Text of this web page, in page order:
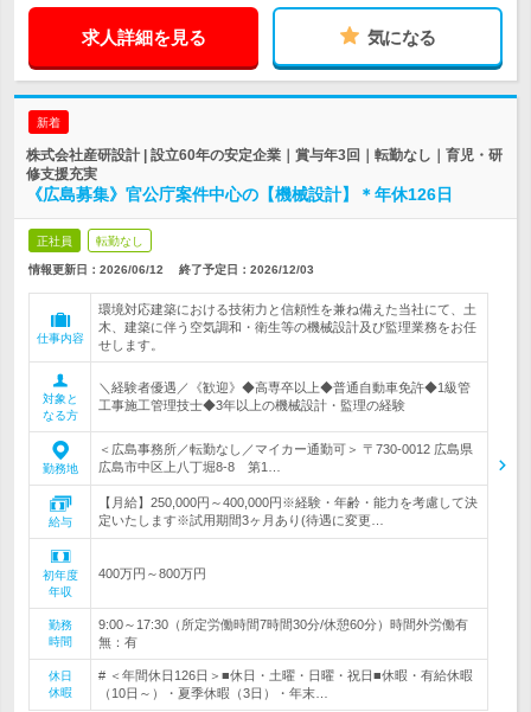
求人詳細を見る 気になる
新着
株式会社産研設計 | 設立60年の安定企業｜賞与年3回｜転勤なし｜育児・研
修支援充実
《広島募集》官公庁案件中心の【機械設計】＊年休126日
正社員 転勤なし
情報更新日：2026/06/12 終了予定日： 2026/12/03
仕事内容
環境対応建築における技術力と信頼性を兼ね備えた当社にて、土
木、建築に伴う空気調和・衛生等の機械設計及び監理業務をお任
せします。
対象と
なる方
＼経験者優遇／《歓迎》◆高専卒以上◆普通自動車免許◆1級管
工事施工管理技士◆3年以上の機械設計・監理の経験
勤務地
＜広島事務所／転勤なし／マイカー通勤可＞ 〒730-0012 広島県
広島市中区上八丁堀8-8 第1…
給与
【月給】250,000円～400,000円※経験・年齢・能力を考慮して決
定いたします※試用期間3ヶ月あり(待遇に変更…
初年度
年収
400万円～800万円
勤務
時間
9:00～17:30（所定労働時間7時間30分/休憩60分）時間外労働有
無：有
休日
休暇
# ＜年間休日126日＞■休日・土曜・日曜・祝日■休暇・有給休暇
（10日～）・夏季休暇（3日）・年末…